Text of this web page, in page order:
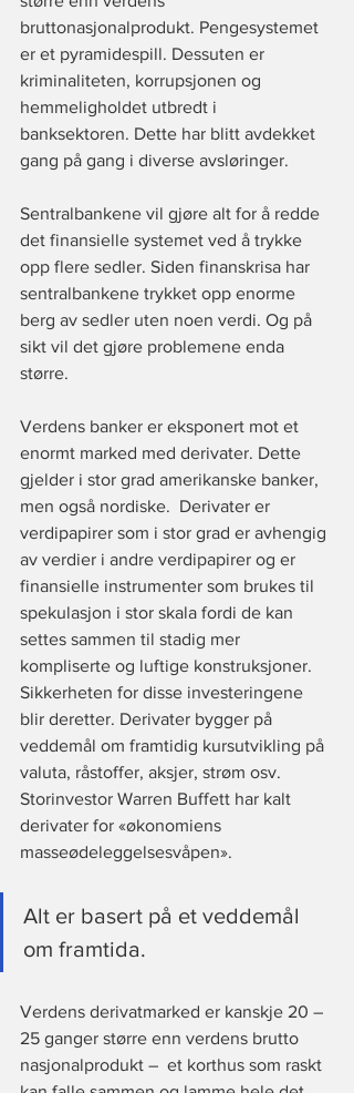
bruttonasjonalprodukt. Pengesystemet
er et pyramidespill. Dessuten er
kriminaliteten, korrupsjonen og
hemmeligholdet utbredt i
banksektoren. Dette har blitt avdekket
gang på gang i diverse avsløringer.
Sentralbankene vil gjøre alt for å redde
det finansielle systemet ved å trykke
opp flere sedler. Siden finanskrisa har
sentralbankene trykket opp enorme
berg av sedler uten noen verdi. Og på
sikt vil det gjøre problemene enda
større.
Verdens banker er eksponert mot et
enormt marked med derivater. Dette
gjelder i stor grad amerikanske banker,
men også nordiske.  Derivater er
verdipapirer som i stor grad er avhengig
av verdier i andre verdipapirer og er
finansielle instrumenter som brukes til
spekulasjon i stor skala fordi de kan
settes sammen til stadig mer
kompliserte og luftige konstruksjoner.
Sikkerheten for disse investeringene
blir deretter. Derivater bygger på
veddemål om framtidig kursutvikling på
valuta, råstoffer, aksjer, strøm osv.
Storinvestor Warren Buffett har kalt
derivater for «økonomiens
masseødeleggelsesvåpen».
Alt er basert på et veddemål
om framtida.
Verdens derivatmarked er kanskje 20 –
25 ganger større enn verdens brutto
nasjonalprodukt –  et korthus som raskt